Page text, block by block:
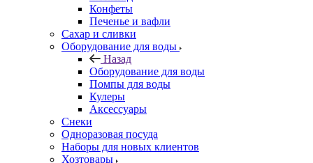
Конфеты
Печенье и вафли
Сахар и сливки
Оборудование для воды
Назад
Оборудование для воды
Помпы для воды
Кулеры
Аксессуары
Снеки
Одноразовая посуда
Наборы для новых клиентов
Хозтовары